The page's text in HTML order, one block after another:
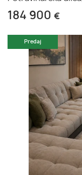
184 900 €
Predaj